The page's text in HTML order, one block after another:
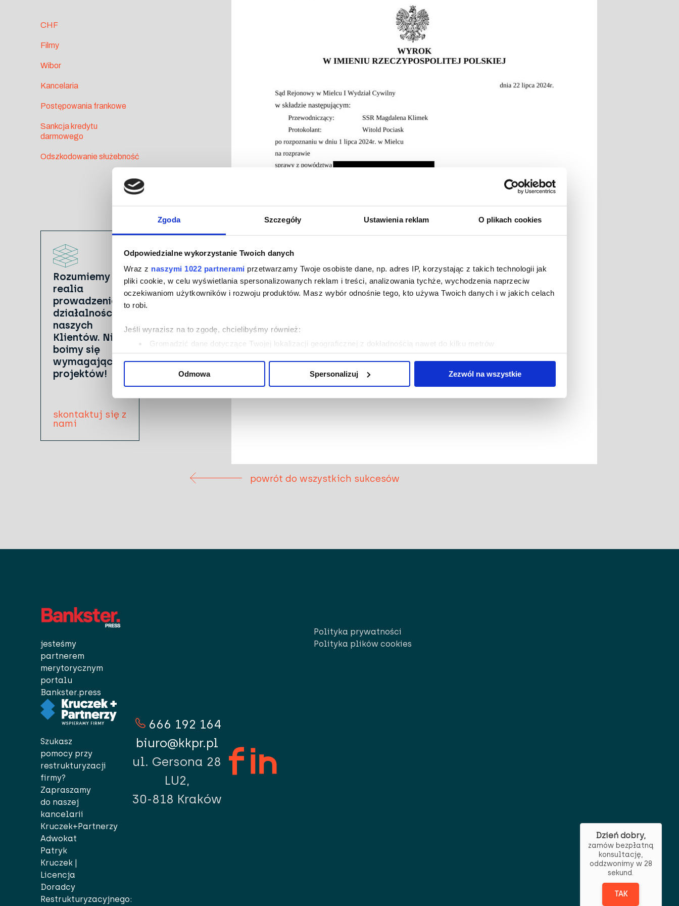
Zgoda Szczegóły Ustawienia reklam O plikach cookies
Odpowiedzialne wykorzystanie Twoich danych
Wraz z naszymi 1022 partnerami przetwarzamy Twoje osobiste dane, np. adres IP, korzystając z takich technologii jak
pliki cookie, w celu wyświetlania spersonalizowanych reklam i treści, analizowania tychże, wychodzenia naprzeciw
oczekiwaniom użytkowników i rozwoju produktów. Masz wybór odnośnie tego, kto używa Twoich danych i w jakich celach
to robi.
Jeśli wyrazisz na to zgodę, chcielibyśmy również:
Gromadzić dane dotyczące Twojej lokalizacji geograficznej z dokładnością nawet do kilku metrów
Identyfikować Twoje urządzenie, aktywnie analizując charakteryzującego je zbiory danych (fingerprinting, czyli
Wykorzystujemy pliki cookie do spersonalizowania treści i reklam, aby oferować funkcje społecznościowe i analizować
reklamowym i analitycznym. Partnerzy mogą połączyć te informacje z innymi danymi otrzymanymi od Ciebie lub
Odmowa Spersonalizuj Zezwól na wszystkie
CHF
Filmy
Wibor
Kancelaria
Postępowania frankowe
Sankcja kredytu
darmowego
Odszkodowanie służebność
Rozumiemy
realia
prowadzenia
działalności
naszych
Klientów. Nie
boimy się
wymagających
projektów!
skontaktuj się z
nami
powrót do wszystkich sukcesów
jesteśmy
partnerem
merytorycznym
portalu
Bankster.press
Szukasz
pomocy przy
restrukturyzacji
firmy?
Zapraszamy
do naszej
kancelarii
Kruczek+Partnerzy
Adwokat
Patryk
Kruczek |
Licencja
Doradcy
Restrukturyzacyjnego:
666 192 164
biuro@kkpr.pl
ul. Gersona 28
LU2,
30-818 Kraków
Polityka prywatności
Polityka plików cookies
Dzień dobry,
zamów bezpłatną
konsultację,
oddzwonimy w 28
sekund.
TAK